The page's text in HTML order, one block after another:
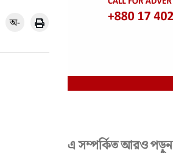
অ-
এ সম্পর্কিত আরও পড়ুন